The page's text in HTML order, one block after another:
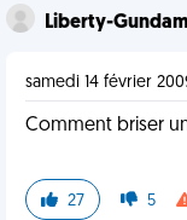
Liberty-Gundam
samedi 14 février
Comment briser
27 5